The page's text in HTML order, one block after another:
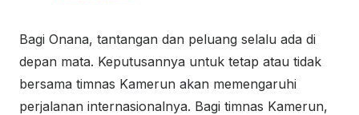
Bagi Onana, tantangan dan peluang selalu ada di
depan mata. Keputusannya untuk tetap atau tidak
bersama timnas Kamerun akan memengaruhi
perjalanan internasionalnya. Bagi timnas Kamerun,